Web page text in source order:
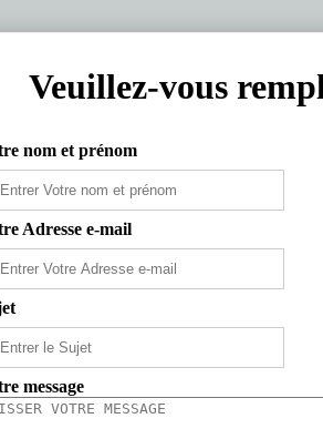
Veuillez-vous
nom et prénom
Adresse e-mail
message